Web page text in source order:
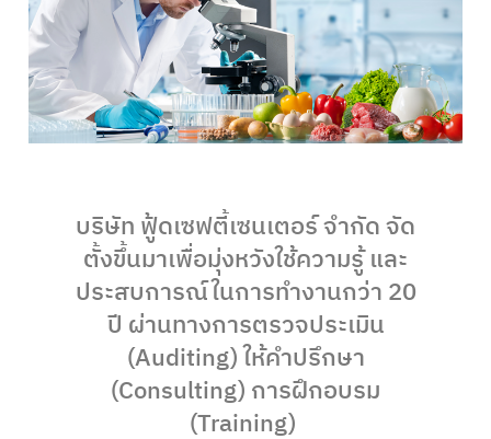
บริษัท ฟู้ดเซฟตี้เซนเตอร์ จำกัด จัด
ตั้งขึ้นมาเพื่อมุ่งหวังใช้ความรู้ และ
ประสบการณ์ในการทำงานกว่า 20
ปี ผ่านทางการตรวจประเมิน
(Auditing) ให้คำปรึกษา
(Consulting) การฝึกอบรม
(Training)